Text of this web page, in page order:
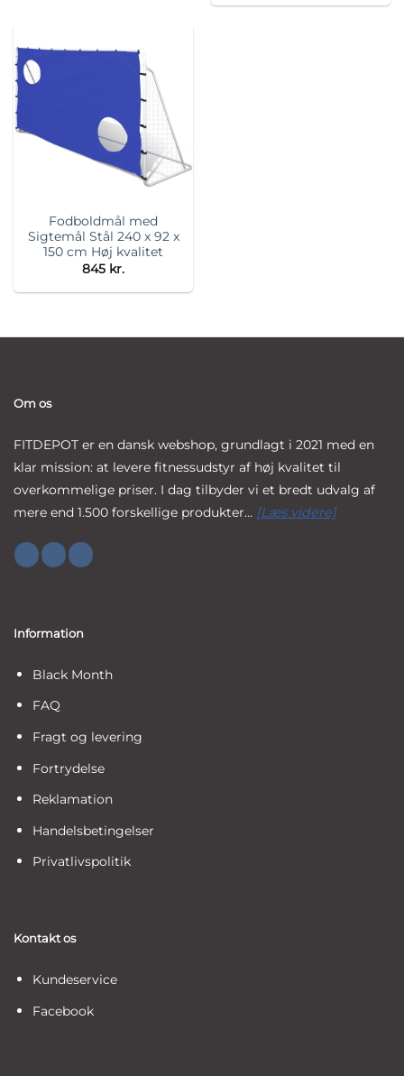
Fodboldmål med
Sigtemål Stål 240 x 92 x
150 cm Høj kvalitet
845 kr.
Om os
FITDEPOT er en dansk webshop, grundlagt i 2021 med en
klar mission: at levere fitnessudstyr af høj kvalitet til
overkommelige priser. I dag tilbyder vi et bredt udvalg af
mere end 1.500 forskellige produkter... [Læs videre]
Information
Black Month
FAQ
Fragt og levering
Fortrydelse
Reklamation
Handelsbetingelser
Privatlivspolitik
Kontakt os
Kundeservice
Facebook